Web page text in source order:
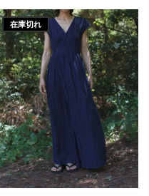
ジ
か
ら
選
択
で
き
ま
す
の
商
品
に
複
数
の
ョ
ン
が
あ
り
ま
在庫切れ